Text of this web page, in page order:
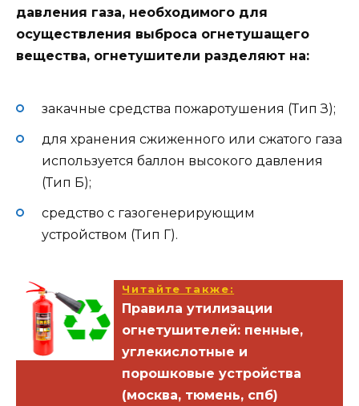
давления газа, необходимого для
осуществления выброса огнетушащего
вещества, огнетушители разделяют на:
закачные средства пожаротушения (Тип З);
для хранения сжиженного или сжатого газа
используется баллон высокого давления
(Тип Б);
средство с газогенерирующим
устройством (Тип Г).
Читайте также:
Правила утилизации
огнетушителей: пенные,
углекислотные и
порошковые устройства
(москва, тюмень, спб)